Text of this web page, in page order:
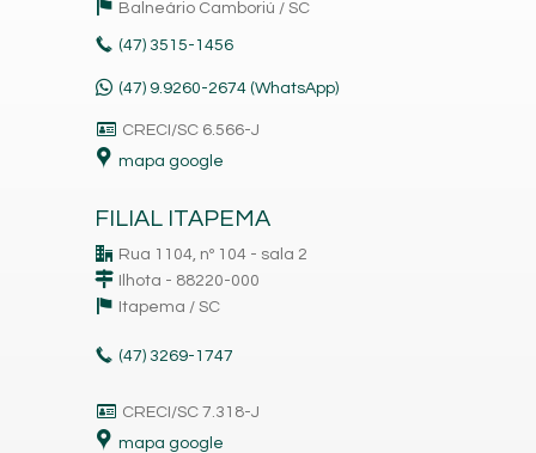
Balneário Camboriú / SC
(47) 3515-1456
(47) 9.9260-2674 (WhatsApp)
CRECI/SC 6.566-J
mapa google
FILIAL ITAPEMA
Rua 1104, nº 104 - sala 2
Ilhota - 88220-000
Itapema / SC
(47) 3269-1747
CRECI/SC 7.318-J
mapa google